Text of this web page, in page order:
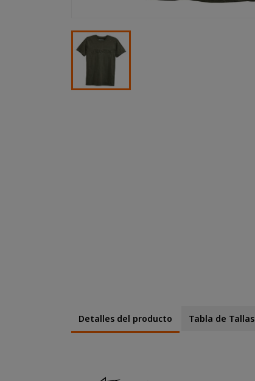
Detalles del producto Tabla de Tallas